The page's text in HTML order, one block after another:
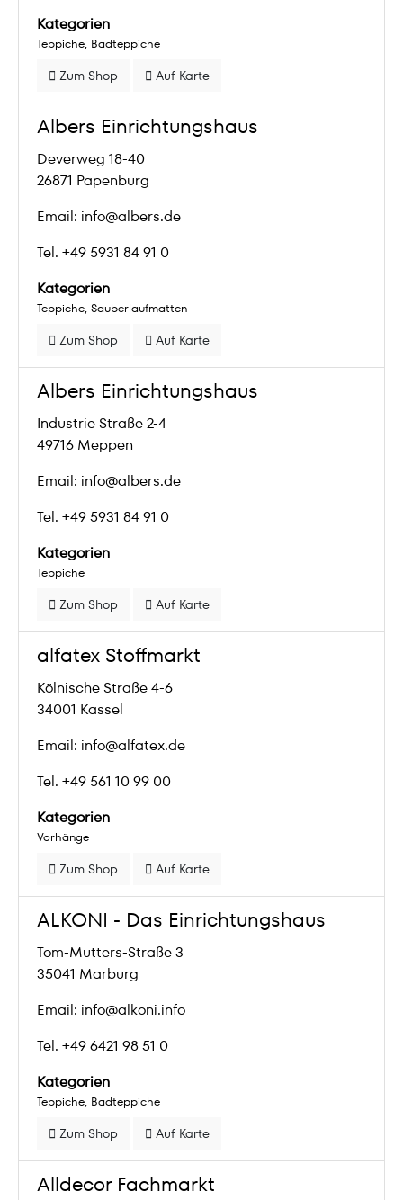
Kategorien
Teppiche Badteppiche
Zum Shop Auf Karte
Albers Einrichtungshaus
Deverweg 18-40
26871 Papenburg
Email: info@albers.de
Tel. +49 5931 84 91 0
Kategorien
Teppiche Sauberlaufmatten
Zum Shop Auf Karte
Albers Einrichtungshaus
Industrie Straße 2-4
49716 Meppen
Email: info@albers.de
Tel. +49 5931 84 91 0
Kategorien
Teppiche
Zum Shop Auf Karte
alfatex Stoffmarkt
Kölnische Straße 4-6
34001 Kassel
Email: info@alfatex.de
Tel. +49 561 10 99 00
Kategorien
Vorhänge
Zum Shop Auf Karte
ALKONI - Das Einrichtungshaus
Tom-Mutters-Straße 3
35041 Marburg
Email: info@alkoni.info
Tel. +49 6421 98 51 0
Kategorien
Teppiche Badteppiche
Zum Shop Auf Karte
Alldecor Fachmarkt